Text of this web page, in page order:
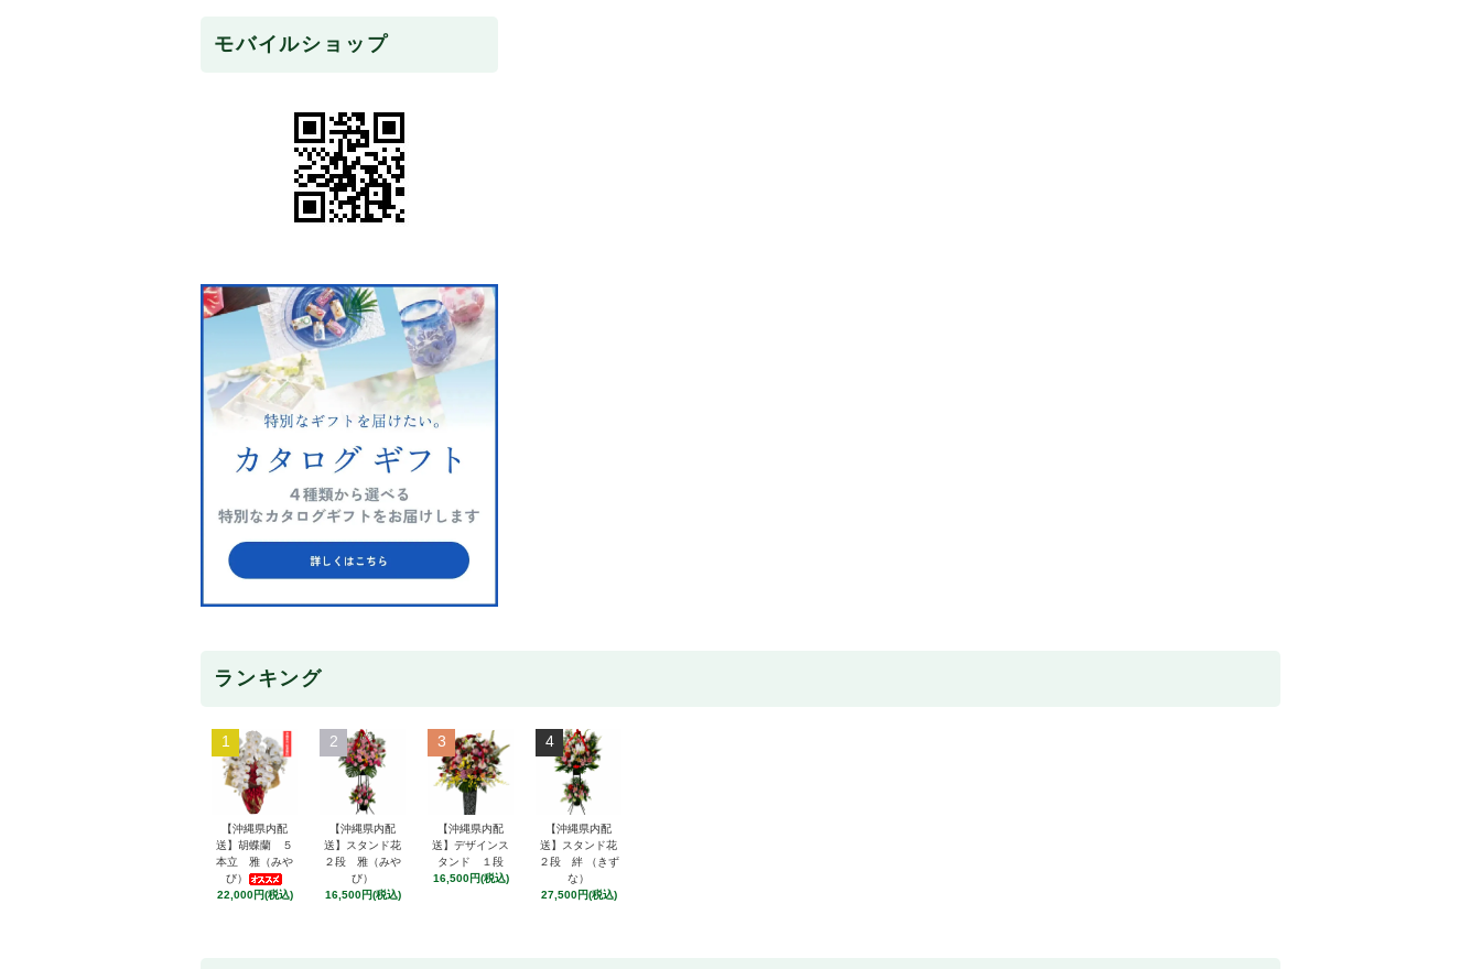
モバイルショップ
ランキング
1
【沖縄県内配
送】胡蝶蘭 ５
本立 雅（みや
び）
22,000円(税込)
2
【沖縄県内配
送】スタンド花
２段 雅（みや
び）
16,500円(税込)
3
【沖縄県内配
送】デザインス
タンド １段
16,500円(税込)
4
【沖縄県内配
送】スタンド花
２段 絆 （きず
な）
27,500円(税込)